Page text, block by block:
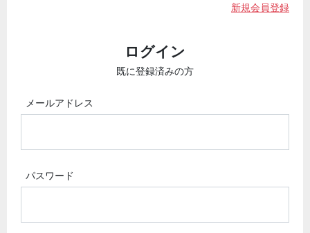
新規会員登録
ログイン
既に登録済みの方
メールアドレス
パスワード